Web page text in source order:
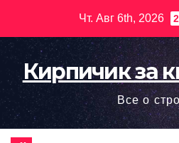
содержимому
Чт. Авг 6th, 2026
Кирпичик за
Все о